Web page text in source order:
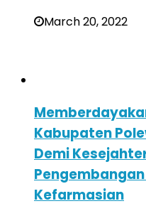
March 20, 2022
Kabupaten
Demi
Kefarmasian